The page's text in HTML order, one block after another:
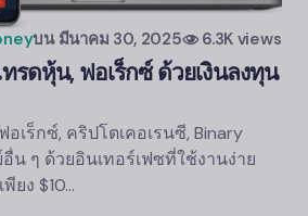
บน มีนาคม 30, 2025 6.3K views
ทรดหุ้น, ฟอเร็กซ์ ด้วยเงินลงทุน
อเร็กซ์, คริปโตเคอเรนซี, Binary
ๆ ด้วยอินเทอร์เฟซที่ใช้งานง่าย
ยง $10…